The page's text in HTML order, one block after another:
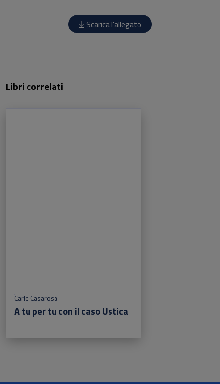
Scarica l'allegato
Libri correlati
Carlo Casarosa
A tu per tu con il caso Ustica